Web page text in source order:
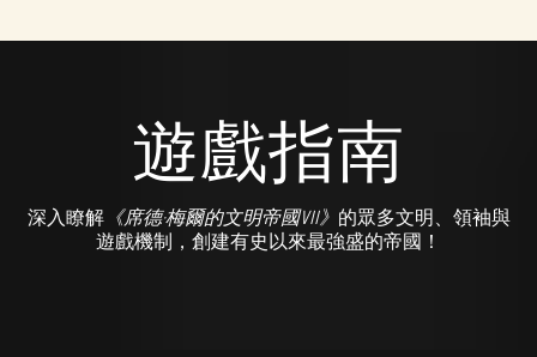
遊戲指南
深入瞭解《席德·梅爾的文明帝國VII》 的眾多文明、領袖與
遊戲機制，創建有史以來最強盛的帝國！